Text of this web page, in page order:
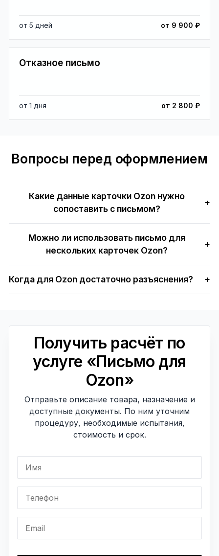
от 5 дней от 9 900 ₽
Отказное письмо
от 1 дня от 2 800 ₽
Вопросы перед оформлением
Какие данные карточки Ozon нужно
сопоставить с письмом?
+
Можно ли использовать письмо для
нескольких карточек Ozon?
+
Когда для Ozon достаточно разъяснения? +
Получить расчёт по
услуге «Письмо для
Ozon»
Отправьте описание товара, назначение и
доступные документы. По ним уточним
процедуру, необходимые испытания,
стоимость и срок.